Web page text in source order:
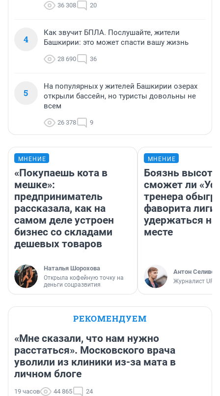
36 308 20
4
Как звучит БПЛА. Послушайте, жители
Башкирии: это может спасти вашу жизнь
28 690 36
5
На популярных у жителей Башкирии озерах
открыли бассейн, но туристы довольны не
всем
26 378 9
МНЕНИЕ
«Покупаешь кота в
мешке»:
предприниматель
рассказала, как на
самом деле устроен
бизнес со складами
дешевых товаров
Наталья Шорохова
Открыла кофейную точку на
деньги соцразвития
МНЕНИЕ
Боязнь
сможет ли
тренера
фаворита лиги
удержаться
месте
Антон
Журналист
РЕКОМЕНДУЕМ
«Мне сказали, что нам нужно
расстаться». Московского врача
уволили из клиники из-за мата в
личном блоге
19 часов 44 865 24